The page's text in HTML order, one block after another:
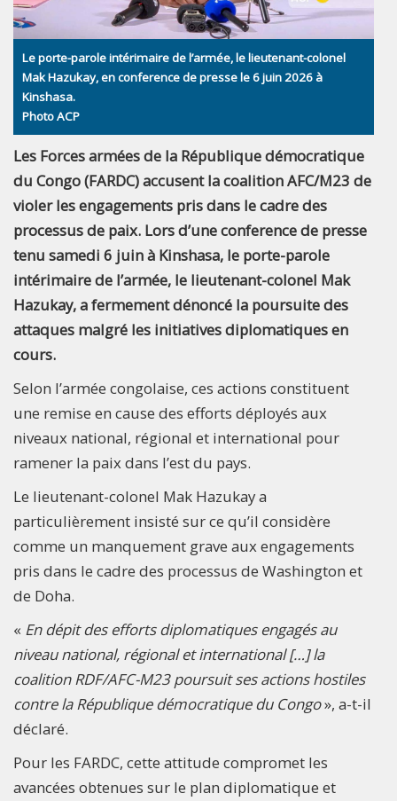
Le porte-parole intérimaire de l’armée, le lieutenant-colonel
Mak Hazukay, en conference de presse le 6 juin 2026 à
Kinshasa.
Photo ACP
Les Forces armées de la République démocratique
du Congo (FARDC) accusent la coalition AFC/M23 de
violer les engagements pris dans le cadre des
processus de paix. Lors d’une conference de presse
tenu samedi 6 juin à Kinshasa, le porte-parole
intérimaire de l’armée, le lieutenant-colonel Mak
Hazukay, a fermement dénoncé la poursuite des
attaques malgré les initiatives diplomatiques en
cours.
Selon l’armée congolaise, ces actions constituent
une remise en cause des efforts déployés aux
niveaux national, régional et international pour
ramener la paix dans l’est du pays.
Le lieutenant-colonel Mak Hazukay a
particulièrement insisté sur ce qu’il considère
comme un manquement grave aux engagements
pris dans le cadre des processus de Washington et
de Doha.
« En dépit des efforts diplomatiques engagés au
niveau national, régional et international […] la
coalition RDF/AFC-M23 poursuit ses actions hostiles
contre la République démocratique du Congo», a-t-il
déclaré.
Pour les FARDC, cette attitude compromet les
avancées obtenues sur le plan diplomatique et